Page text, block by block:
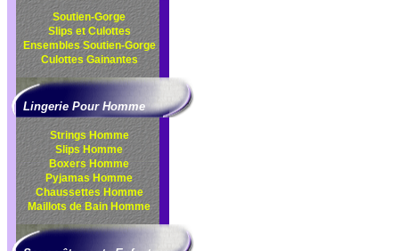
Soutien-Gorge
Slips et Culottes
EnsemblesSoutien-Gorge
CulottesGainantes
Lingerie Pour Homme
Strings Homme
Slips Homme
Boxers Homme
Pyjamas Homme
Chaussettes Homme
Maillots de Bain Homme